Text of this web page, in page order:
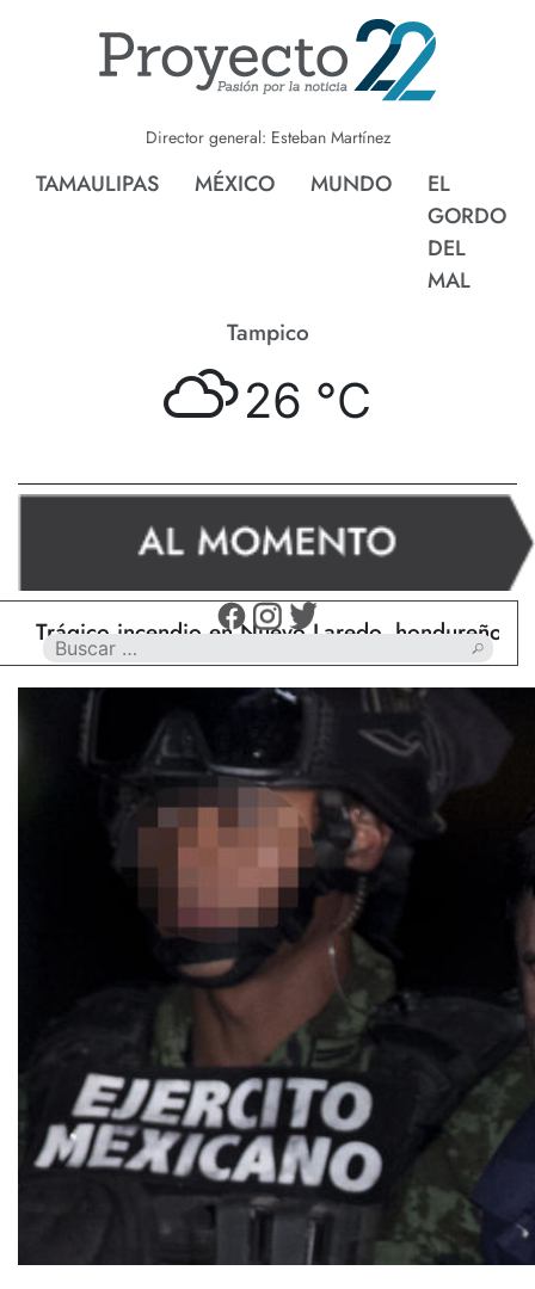
Director general: Esteban Martínez
TAMAULIPAS MÉXICO MUNDO
EL
GORDO
DEL
MAL
Tampico
26 °C
incendio en Nuevo Laredo, hondureño muere